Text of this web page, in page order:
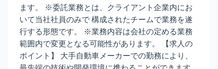
ます。 ※委託業務とは、クライアント企業内にお
いて当社社員のみで 構成されたチームで業務を遂
行する形態です。 ※業務内容は会社の定める業務
範囲内で変更となる可能性があります。 【求人の
ポイント】 大手自動車メーカーでの勤務により、